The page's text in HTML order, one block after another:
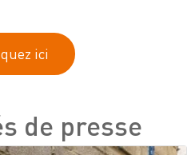
ici
de presse